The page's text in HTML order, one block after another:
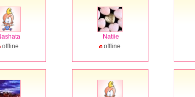
offline
Natiie
offline